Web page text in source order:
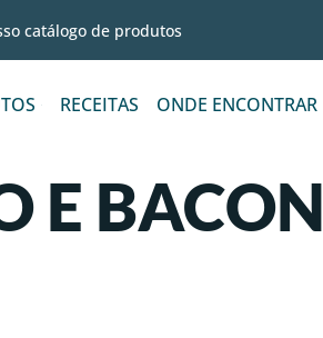
catálogo de produtos
RECEITAS ONDE ENCONTRAR
E BACON